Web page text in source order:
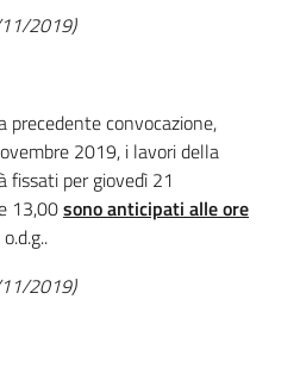
2019)
precedente convocazione,
2019, i lavori della
fissati per giovedì 21
13,00sono anticipati alle ore
2019)